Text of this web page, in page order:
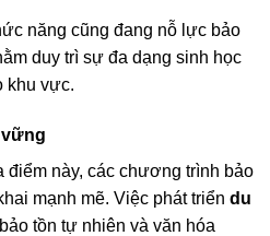
năng cũng đang nỗ lực bảo
duy trì sự đa dạng sinh học
khu vực.
điểm này, các chương trình bảo
mạnh mẽ. Việc phát triển du
tồn tự nhiên và văn hóa